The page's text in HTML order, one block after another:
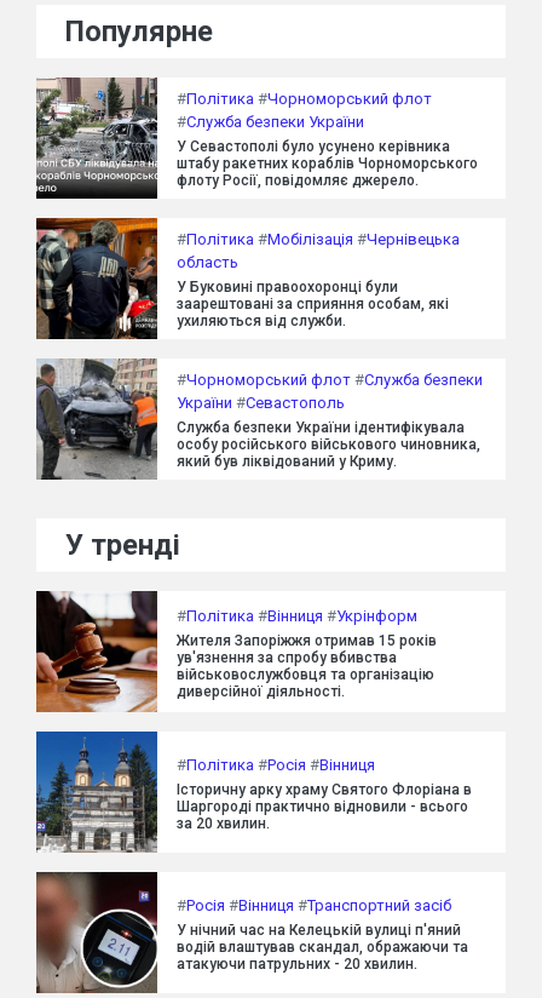
Популярне
#Політика #Чорноморський флот
#Служба безпеки України
У Севастополі було усунено керівника
штабу ракетних кораблів Чорноморського
флоту Росії, повідомляє джерело.
#Політика #Мобілізація #Чернівецька
область
У Буковині правоохоронці були
заарештовані за сприяння особам, які
ухиляються від служби.
#Чорноморський флот #Служба безпеки
України #Севастополь
Служба безпеки України ідентифікувала
особу російського військового чиновника,
який був ліквідований у Криму.
У тренді
#Політика #Вінниця #Укрінформ
Жителя Запоріжжя отримав 15 років
ув'язнення за спробу вбивства
військовослужбовця та організацію
диверсійної діяльності.
#Політика #Росія #Вінниця
Історичну арку храму Святого Флоріана в
Шаргороді практично відновили - всього
за 20 хвилин.
#Росія #Вінниця #Транспортний засіб
У нічний час на Келецькій вулиці п'яний
водій влаштував скандал, ображаючи та
атакуючи патрульних - 20 хвилин.